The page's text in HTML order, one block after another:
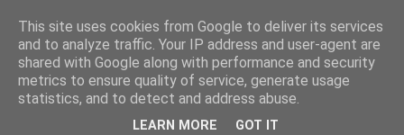
This site uses cookies from Google to deliver its services
and to analyze traffic. Your IP address and user-agent are
shared with Google along with performance and security
metrics to ensure quality of service, generate usage
statistics, and to detect and address abuse.
LEARN MORE GOT IT